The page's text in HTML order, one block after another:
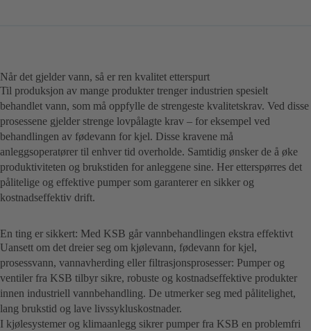
Når det gjelder vann, så er ren kvalitet etterspurt
Til produksjon av mange produkter trenger industrien spesielt
behandlet vann, som må oppfylle de strengeste kvalitetskrav. Ved disse
prosessene gjelder strenge lovpålagte krav – for eksempel ved
behandlingen av fødevann for kjel. Disse kravene må
anleggsoperatører til enhver tid overholde. Samtidig ønsker de å øke
produktiviteten og brukstiden for anleggene sine. Her etterspørres det
pålitelige og effektive pumper som garanterer en sikker og
kostnadseffektiv drift.
En ting er sikkert: Med KSB går vannbehandlingen ekstra effektivt
Uansett om det dreier seg om kjølevann, fødevann for kjel,
prosessvann, vannavherding eller filtrasjonsprosesser: Pumper og
ventiler fra KSB tilbyr sikre, robuste og kostnadseffektive produkter
innen industriell vannbehandling. De utmerker seg med pålitelighet,
lang brukstid og lave livssykluskostnader.
I kjølesystemer og klimaanlegg sikrer pumper fra KSB en problemfri